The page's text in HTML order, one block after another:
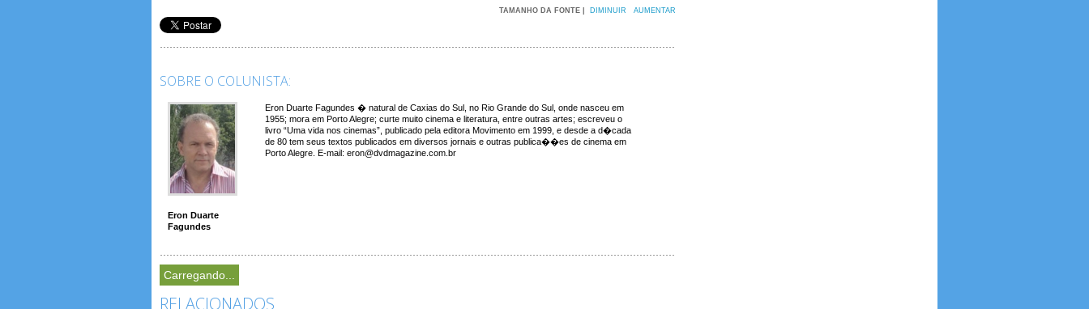
TAMANHO DA FONTE | DIMINUIR AUMENTAR
SOBRE O COLUNISTA:
Eron Duarte
Fagundes
Eron Duarte Fagundes � natural de Caxias do Sul, no Rio Grande do Sul, onde nasceu em
1955; mora em Porto Alegre; curte muito cinema e literatura, entre outras artes; escreveu o
livro “Uma vida nos cinemas”, publicado pela editora Movimento em 1999, e desde a d�cada
de 80 tem seus textos publicados em diversos jornais e outras publica��es de cinema em
Porto Alegre. E-mail: eron@dvdmagazine.com.br
Carregando...
RELACIONADOS